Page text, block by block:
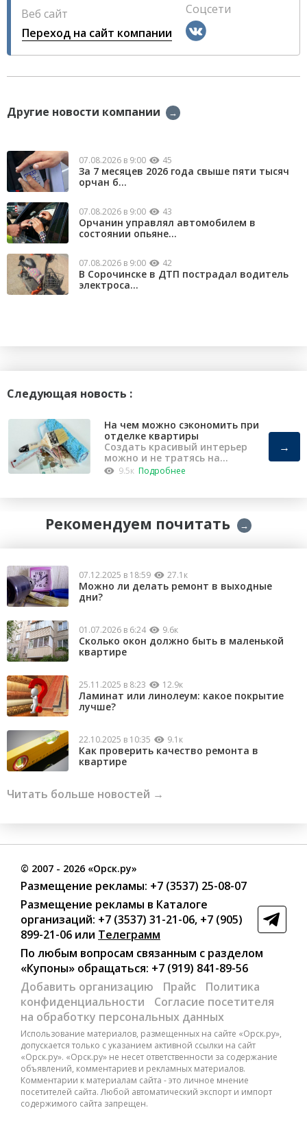
Веб сайт
Переход на сайт компании
Соцсети
Другие новости компании →
07.08.2026 в 9:00 45
За 7 месяцев 2026 года свыше пяти тысяч
орчан б...
07.08.2026 в 9:00 43
Орчанин управлял автомобилем в
состоянии опьяне...
07.08.2026 в 9:00 42
В Сорочинске в ДТП пострадал водитель
электроса...
Следующая новость :
На чем можно сэкономить при
отделке квартиры
Создать красивый интерьер
можно и не тратясь на
капремонт
9.5к Подробнее
→
Рекомендуем почитать →
07.12.2025 в 18:59 27.1к
Можно ли делать ремонт в выходные
дни?
01.07.2026 в 6:24 9.6к
Сколько окон должно быть в маленькой
квартире
25.11.2025 в 8:23 12.9к
Ламинат или линолеум: какое покрытие
лучше?
22.10.2025 в 10:35 9.1к
Как проверить качество ремонта в
квартире
Читать больше новостей →
© 2007 - 2026 «Орск.ру»
Размещение рекламы: +7 (3537) 25-08-07
Размещение рекламы в Каталоге
организаций: +7 (3537) 31-21-06, +7 (905)
899-21-06 или Телеграмм
По любым вопросам связанным с разделом
«Купоны» обращаться: +7 (919) 841-89-56
Добавить организацию
Прайс
Политика
конфиденциальности
Согласие посетителя
на обработку персональных данных
Использование материалов, размещенных на сайте «Орск.ру»,
допускается только с указанием активной ссылки на сайт
«Орск.ру». «Орск.ру» не несет ответственности за содержание
объявлений, комментариев и рекламных материалов.
Комментарии к материалам сайта - это личное мнение
посетителей сайта. Любой автоматический экспорт и импорт
содержимого сайта запрещен.